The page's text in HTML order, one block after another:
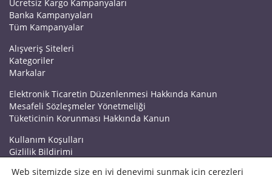
Ücretsiz Kargo Kampanyaları
Banka Kampanyaları
Tüm Kampanyalar
Alışveriş Siteleri
Kategoriler
Markalar
Elektronik Ticaretin Düzenlenmesi Hakkında Kanun
Mesafeli Sözleşmeler Yönetmeliği
Tüketicinin Korunması Hakkında Kanun
Kullanım Koşulları
Gizlilik Bildirimi
Web sitemizde size en iyi deneyimi sunmak için çerezleri